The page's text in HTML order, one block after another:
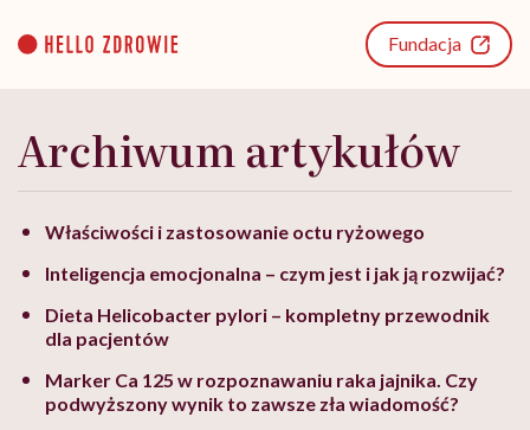
content
Fundacja
Archiwum artykułów
Właściwości i zastosowanie octu ryżowego
Inteligencja emocjonalna – czym jest i jak ją rozwijać?
Dieta Helicobacter pylori – kompletny przewodnik
dla pacjentów
Marker Ca 125 w rozpoznawaniu raka jajnika. Czy
podwyższony wynik to zawsze zła wiadomość?